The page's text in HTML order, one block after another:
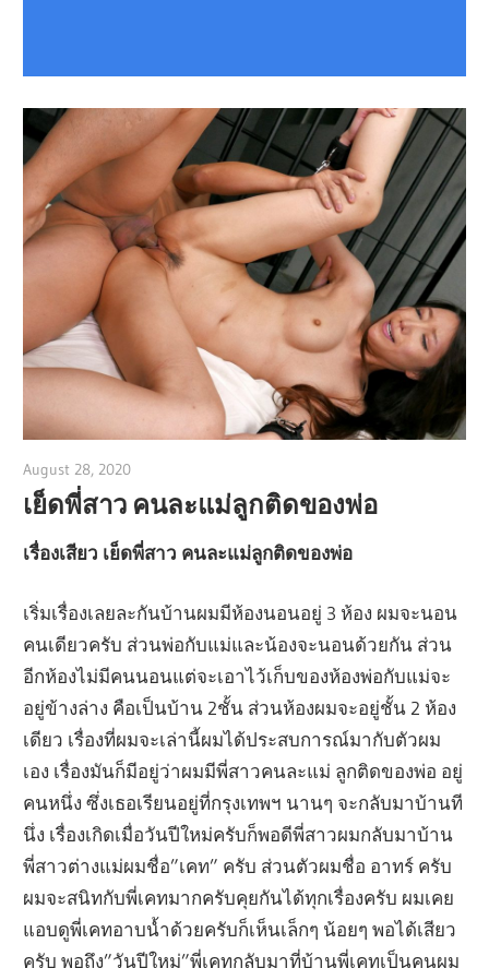
August 28, 2020
เย็ดพี่สาว คนละแม่ลูกติดของพ่อ
เรื่องเสียว เย็ดพี่สาว คนละแม่ลูกติดของพ่อ
เริ่มเรื่องเลยละกันบ้านผมมีห้องนอนอยู่ 3 ห้อง ผมจะนอน
คนเดียวครับ ส่วนพ่อกับแม่และน้องจะนอนด้วยกัน ส่วน
อีกห้องไม่มีคนนอนแต่จะเอาไว้เก็บของห้องพ่อกับแม่จะ
อยู่ข้างล่าง คือเป็นบ้าน 2ชั้น ส่วนห้องผมจะอยู่ชั้น 2 ห้อง
เดียว เรื่องที่ผมจะเล่านี้ผมได้ประสบการณ์มากับตัวผม
เอง เรื่องมันก็มีอยู่ว่าผมมีพี่สาวคนละแม่ ลูกติดของพ่อ อยู่
คนหนึ่ง ซึ่งเธอเรียนอยู่ที่กรุงเทพฯ นานๆ จะกลับมาบ้านที
นึ่ง เรื่องเกิดเมื่อวันปีใหม่ครับก็พอดีพี่สาวผมกลับมาบ้าน
พี่สาวต่างแม่ผมชื่อ”เคท” ครับ ส่วนตัวผมชื่อ อาทร์ ครับ
ผมจะสนิทกับพี่เคทมากครับคุยกันได้ทุกเรื่องครับ ผมเคย
แอบดูพี่เคทอาบน้ำด้วยครับก็เห็นเล็กๆ น้อยๆ พอได้เสียว
ครับ พอถึง”วันปีใหม่”พี่เคทกลับมาที่บ้านพี่เคทเป็นคนผม